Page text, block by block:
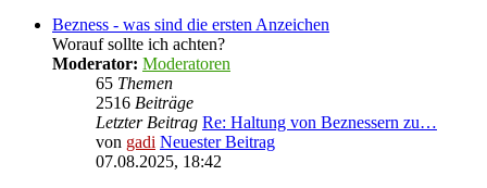
Bezness - was sind die ersten Anzeichen
Worauf sollte ich achten?
Moderator: Moderatoren
65 Themen
2516 Beiträge
Letzter Beitrag Re: Haltung von Beznessern zu…
von gadi Neuester Beitrag
07.08.2025, 18:42